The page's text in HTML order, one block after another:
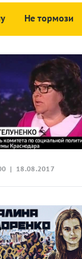
Не тормози
| 18.08.2017